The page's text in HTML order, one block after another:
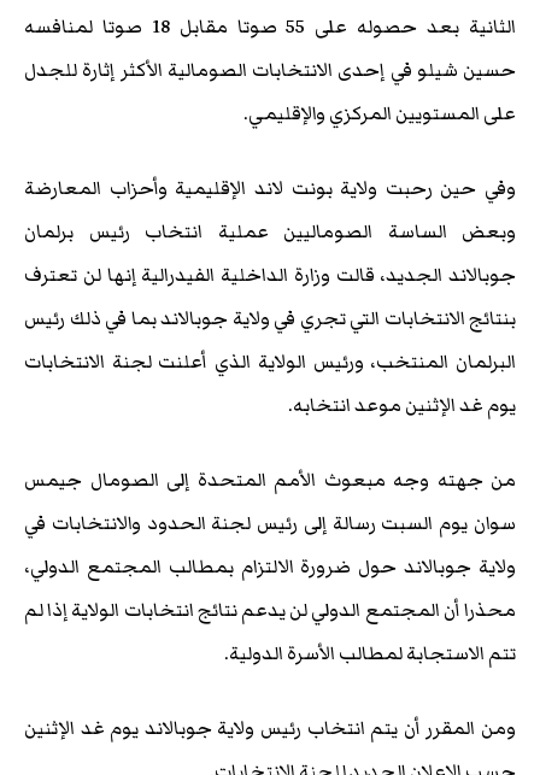
الثانية بعد حصوله على 55 صوتا مقابل 18 صوتا لمنافسه
حسين شيلو في إحدى الانتخابات الصومالية الأكثر إثارة للجدل
على المستويين المركزي والإقليمي.
وفي حين رحبت ولاية بونت لاند الإقليمية وأحزاب المعارضة
وبعض الساسة الصوماليين عملية انتخاب رئيس برلمان
جوبالاند الجديد، قالت وزارة الداخلية الفيدرالية إنها لن تعترف
بنتائج الانتخابات التي تجري في ولاية جوبالاند بما في ذلك رئيس
البرلمان المنتخب، ورئيس الولاية الذي أعلنت لجنة الانتخابات
يوم غد الإثنين موعد انتخابه.
من جهته وجه مبعوث الأمم المتحدة إلى الصومال جيمس
سوان يوم السبت رسالة إلى رئيس لجنة الحدود والانتخابات في
ولاية جوبالاند حول ضرورة الالتزام بمطالب المجتمع الدولي،
محذرا أن المجتمع الدولي لن يدعم نتائج انتخابات الولاية إذا لم
تتم الاستجابة لمطالب الأسرة الدولية.
ومن المقرر أن يتم انتخاب رئيس ولاية جوبالاند يوم غد الإثنين